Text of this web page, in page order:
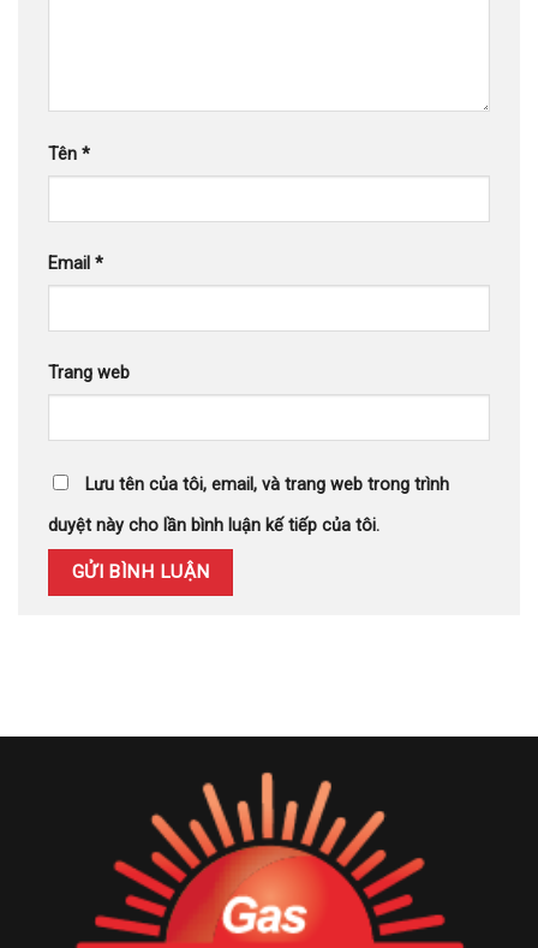
Tên *
Email *
Trang web
Lưu tên của tôi, email, và trang web trong trình
duyệt này cho lần bình luận kế tiếp của tôi.